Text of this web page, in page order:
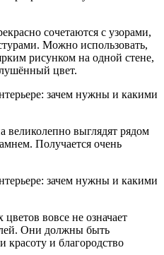
сочетаются с узорами,
Можно использовать,
рисунком на одной стене,
цвет.
великолепно выглядят рядом
Получается очень
вовсе не означает
Они должны быть
и благородство